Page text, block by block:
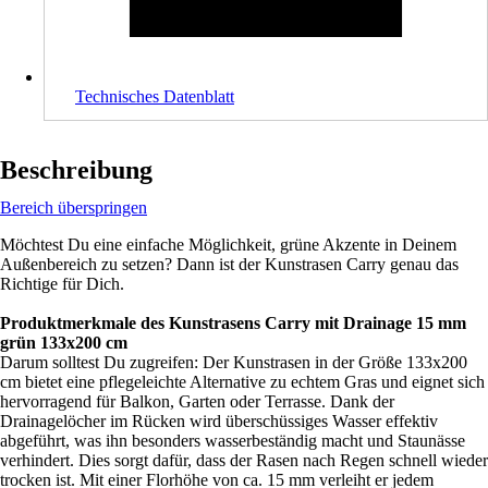
Technisches Datenblatt
Beschreibung
Bereich überspringen
Möchtest Du eine einfache Möglichkeit, grüne Akzente in Deinem
Außenbereich zu setzen? Dann ist der Kunstrasen Carry genau das
Richtige für Dich.
Produktmerkmale des Kunstrasens Carry mit Drainage 15 mm
grün 133x200 cm
Darum solltest Du zugreifen: Der Kunstrasen in der Größe 133x200
cm bietet eine pflegeleichte Alternative zu echtem Gras und eignet sich
hervorragend für Balkon, Garten oder Terrasse. Dank der
Drainagelöcher im Rücken wird überschüssiges Wasser effektiv
abgeführt, was ihn besonders wasserbeständig macht und Staunässe
verhindert. Dies sorgt dafür, dass der Rasen nach Regen schnell wieder
trocken ist. Mit einer Florhöhe von ca. 15 mm verleiht er jedem